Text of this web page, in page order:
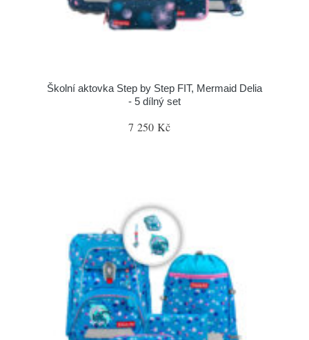
Školní aktovka Step by Step FIT, Mermaid Delia
- 5 dílný set
7 250 Kč